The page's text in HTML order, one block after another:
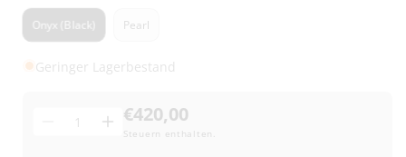
Onyx (Black) Pearl
Geringer Lagerbestand
Menge
Menge
€420,00
Steuern enthalten.